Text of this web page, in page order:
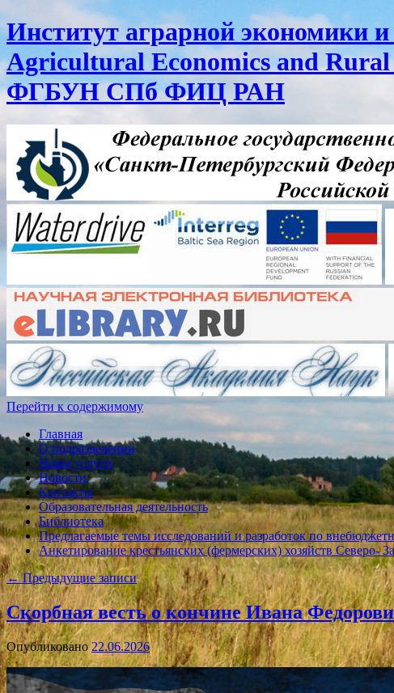
Институт аграрной экономики
Agricultural Economics and Rural
ФГБУН СПб ФИЦ РАН
Перейти к содержимому
Главная
О подразделении
Наши услуги
Новости
Контакты
Образовательная деятельность
Библиотека
Предлагаемые темы исследований и разработок по
Анкетирование крестьянских (фермерских) хозяйств Северо-
←Предыдущие записи
Скорбная весть о кончине Ивана
Опубликовано22.06.2026